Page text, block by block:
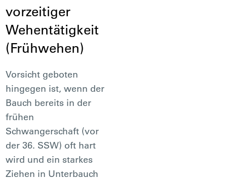
vorzeitiger
Wehentätigkeit
(Frühwehen)
Vorsicht geboten
hingegen ist, wenn der
Bauch bereits in der
frühen
Schwangerschaft (vor
der 36. SSW) oft hart
wird und ein starkes
Ziehen in Unterbauch